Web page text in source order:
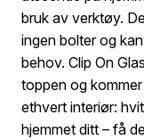
bruk av verktøy.
ingen bolter og
behov. Clip On
toppen og
ethvert interiør:
hjemmet ditt – få